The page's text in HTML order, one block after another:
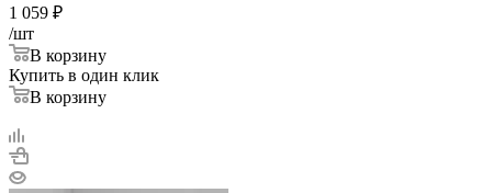
1 059 ₽
/шт
В корзину
Купить в один клик
В корзину